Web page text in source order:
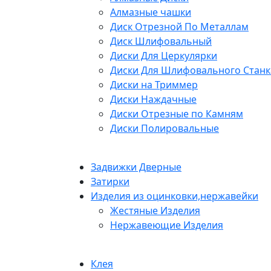
Алмазные чашки
Диск Отрезной По Металлам
Диск Шлифовальный
Диски Для Церкулярки
Диски Для Шлифовального
Диски на Триммер
Диски Наждачные
Диски Отрезные по Камням
Диски Полировальные
Задвижки Дверные
Затирки
Изделия из оцинковки,нержавейки
Жестяные Изделия
Нержавеющие Изделия
Клея